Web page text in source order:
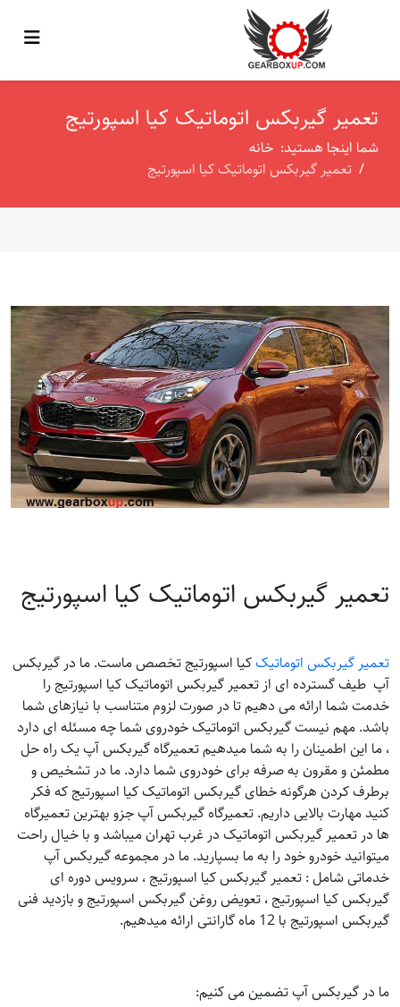
تعمیر گیربکس اتوماتیک کیا اسپورتیج
شما اینجا هستید: خانه
تعمیر گیربکس اتوماتیک کیا اسپورتیج
تعمیر گیربکس اتوماتیک کیا اسپورتیج
تعمیر گیربکس اتوماتیککیا اسپورتیج تخصص ماست. ما در گیربکس
آپ طیف گسترده ای از تعمیر گیربکس اتوماتیک کیا اسپورتیج را
خدمت شما ارائه می دهیم تا در صورت لزوم متناسب با نیازهای شما
باشد. مهم نیست گیربکس اتوماتیک خودروی شما چه مسئله ای دارد
، ما این اطمینان را به شما میدهیم تعمیرگاه گیربکس آپ یک راه حل
مطمئن و مقرون به صرفه برای خودروی شما دارد. ما در تشخیص و
برطرف کردن هرگونه خطای گیربکس اتوماتیک کیا اسپورتیج که فکر
کنید مهارت بالایی داریم. تعمیرگاه گیربکس آپ جزو بهترین تعمیرگاه
ها در تعمیر گیربکس اتوماتیک در غرب تهران میباشد و با خیال راحت
میتوانید خودرو خود را به ما بسپارید. ما در مجموعه گیربکس آپ
خدماتی شامل : تعمیر گیربکس کیا اسپورتیج ، سرویس دوره ای
گیربکس کیا اسپورتیج ، تعویض روغن گیربکس اسپورتیج و بازدید فنی
گیربکس اسپورتیج با 12 ماه گارانتی ارائه میدهیم.
ما در گیربکس آپ تضمین می کنیم: